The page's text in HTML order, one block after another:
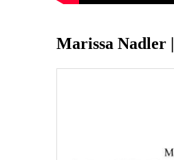
Marissa Nadler |